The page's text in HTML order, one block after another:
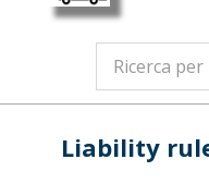
Liability